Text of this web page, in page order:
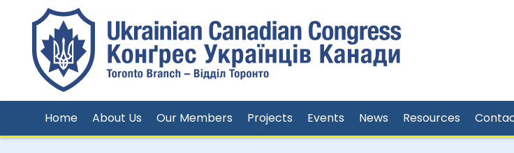
Home About Us Our Members Projects Events News Resources